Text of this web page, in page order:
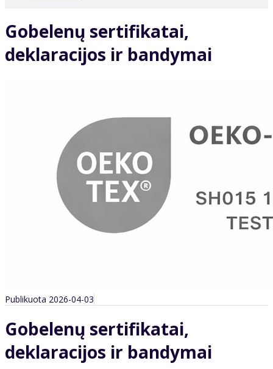
Gobelenų sertifikatai,
deklaracijos ir bandymai
Publikuota 2026-04-03
Gobelenų sertifikatai,
deklaracijos ir bandymai